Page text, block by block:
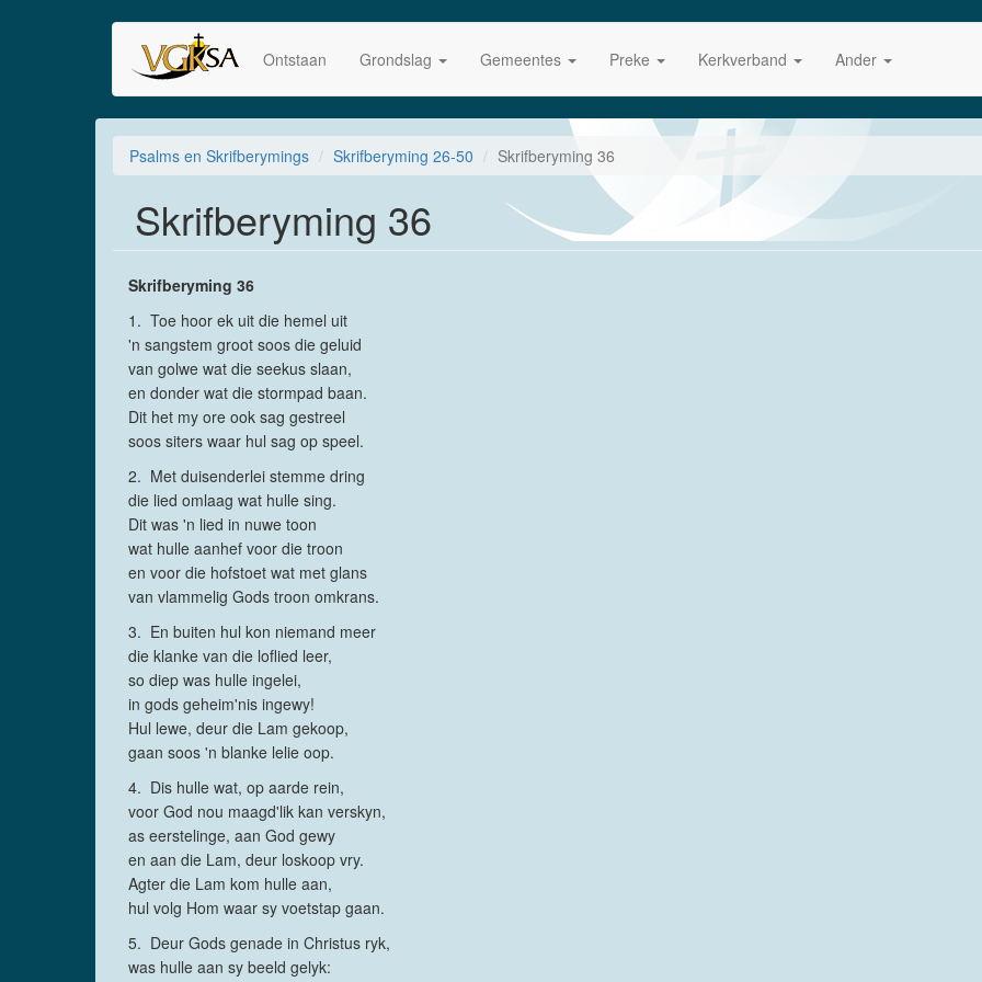
Ontstaan Grondslag Gemeentes Preke Kerkverband Ander
Psalms en Skrifberymings Skrifberyming 26-50 Skrifberyming 36
Skrifberyming 36
Skrifberyming 36
1. Toe hoor ek uit die hemel uit
'n sangstem groot soos die geluid
van golwe wat die seekus slaan,
en donder wat die stormpad baan.
Dit het my ore ook sag gestreel
soos siters waar hul sag op speel.
2. Met duisenderlei stemme dring
die lied omlaag wat hulle sing.
Dit was 'n lied in nuwe toon
wat hulle aanhef voor die troon
en voor die hofstoet wat met glans
van vlammelig Gods troon omkrans.
3. En buiten hul kon niemand meer
die klanke van die loflied leer,
so diep was hulle ingelei,
in gods geheim'nis ingewy!
Hul lewe, deur die Lam gekoop,
gaan soos 'n blanke lelie oop.
4. Dis hulle wat, op aarde rein,
voor God nou maagd'lik kan verskyn,
as eerstelinge, aan God gewy
en aan die Lam, deur loskoop vry.
Agter die Lam kom hulle aan,
hul volg Hom waar sy voetstap gaan.
5. Deur Gods genade in Christus ryk,
was hulle aan sy beeld gelyk: